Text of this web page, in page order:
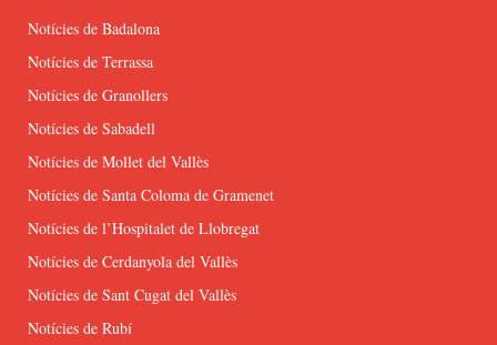
Notícies de Badalona
Notícies de Terrassa
Notícies de Granollers
Notícies de Sabadell
Notícies de Mollet del Vallès
Notícies de Santa Coloma de Gramenet
Notícies de l’Hospitalet de Llobregat
Notícies de Cerdanyola del Vallès
Notícies de Sant Cugat del Vallès
Notícies de Rubí